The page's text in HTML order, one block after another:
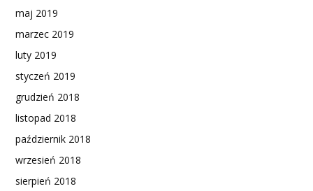
maj 2019
marzec 2019
luty 2019
styczeń 2019
grudzień 2018
listopad 2018
październik 2018
wrzesień 2018
sierpień 2018